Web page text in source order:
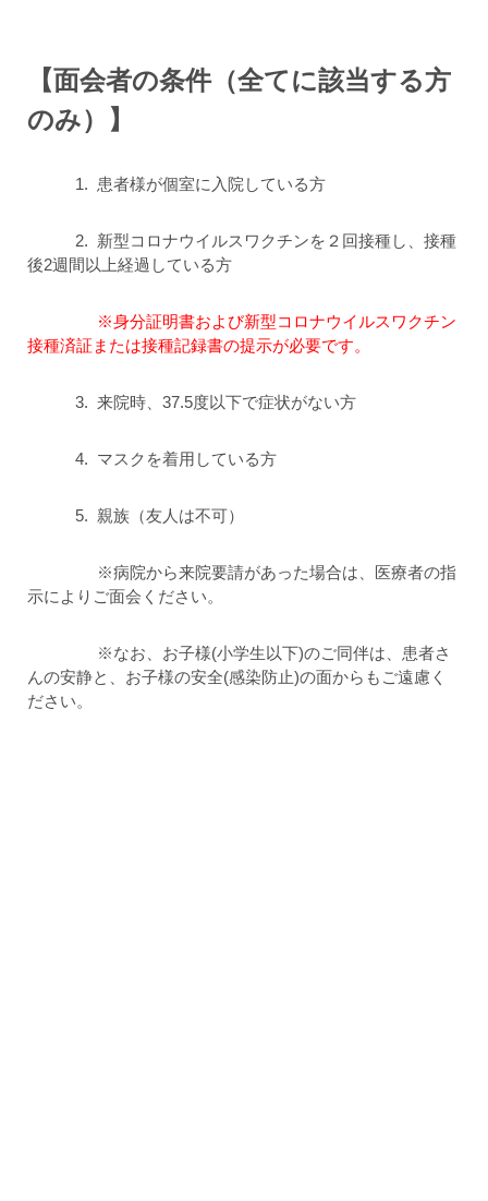
【面会者の条件（全てに該当する方
のみ）】
1. 患者様が個室に入院している方
2. 新型コロナウイルスワクチンを２回接種し、接種
後2週間以上経過している方
※身分証明書および新型コロナウイルスワクチン
接種済証または接種記録書の提示が必要です。
3. 来院時、37.5度以下で症状がない方
4. マスクを着用している方
5. 親族（友人は不可）
※病院から来院要請があった場合は、医療者の指
示によりご面会ください。
※なお、お子様(小学生以下)のご同伴は、患者さ
んの安静と、お子様の安全(感染防止)の面からもご遠慮く
ださい。